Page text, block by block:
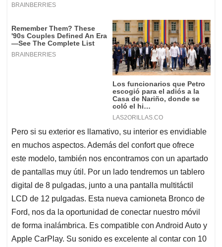
Pero si su exterior es llamativo, su interior es envidiable
en muchos aspectos. Además del confort que ofrece
este modelo, también nos encontramos con un apartado
de pantallas muy útil. Por un lado tendremos un tablero
digital de 8 pulgadas, junto a una pantalla multitáctil
LCD de 12 pulgadas. Esta nueva camioneta Bronco de
Ford, nos da la oportunidad de conectar nuestro móvil
de forma inalámbrica. Es compatible con Android Auto y
Apple CarPlay. Su sonido es excelente al contar con 10